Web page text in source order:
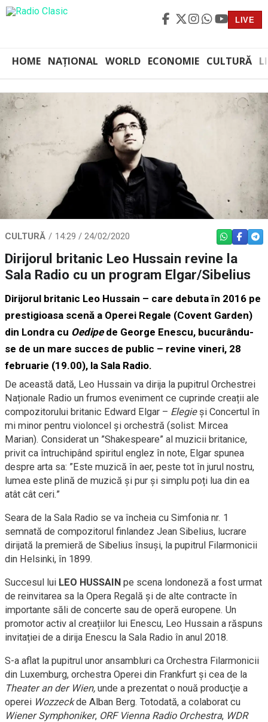
LIVE
HOME NAȚIONAL WORLD ECONOMIE CULTURĂ
CULTURĂ 14:29 / 24/02/2020 WHATSAPP
Dirijorul britanic Leo Hussain revine la
Sala Radio cu un program Elgar/Sibelius
Dirijorul britanic Leo Hussain – care debuta în 2016 pe
prestigioasa scenă a Operei Regale (Covent Garden)
din Londra cu Oedipede George Enescu, bucurându-
se de un mare succes de public – revine vineri, 28
februarie (19.00), la Sala Radio.
De această dată, Leo Hussain va dirija la pupitrul Orchestrei
Naționale Radio un frumos eveniment ce cuprinde creații ale
compozitorului britanic Edward Elgar – Elegieși Concertul în
mi minor pentru violoncel şi orchestră (solist: Mircea
Marian). Considerat un ”Shakespeare” al muzicii britanice,
privit ca întruchipând spiritul englez în note, Elgar spunea
despre arta sa: ”Este muzică în aer, peste tot în jurul nostru,
lumea este plină de muzică și pur și simplu poți lua din ea
atât cât ceri.”
Seara de la Sala Radio se va încheia cu Simfonia nr. 1
semnată de compozitorul finlandez Jean Sibelius, lucrare
dirijată la premieră de Sibelius însuși, la pupitrul Filarmonicii
din Helsinki, în 1899.
Succesul lui LEO HUSSAIN pe scena londoneză a fost urmat
de reinvitarea sa la Opera Regală și de alte contracte în
importante săli de concerte sau de operă europene. Un
promotor activ al creațiilor lui Enescu, Leo Hussain a răspuns
invitației de a dirija Enescu la Sala Radio în anul 2018.
S-a aflat la pupitrul unor ansambluri ca Orchestra Filarmonicii
din Luxemburg, orchestra Operei din Frankfurt şi cea de la
Theater an der Wien, unde a prezentat o nouă producţie a
operei Wozzeckde Alban Berg. Totodată, a colaborat cu
Wiener Symphoniker, ORF Vienna Radio Orchestra, WDR